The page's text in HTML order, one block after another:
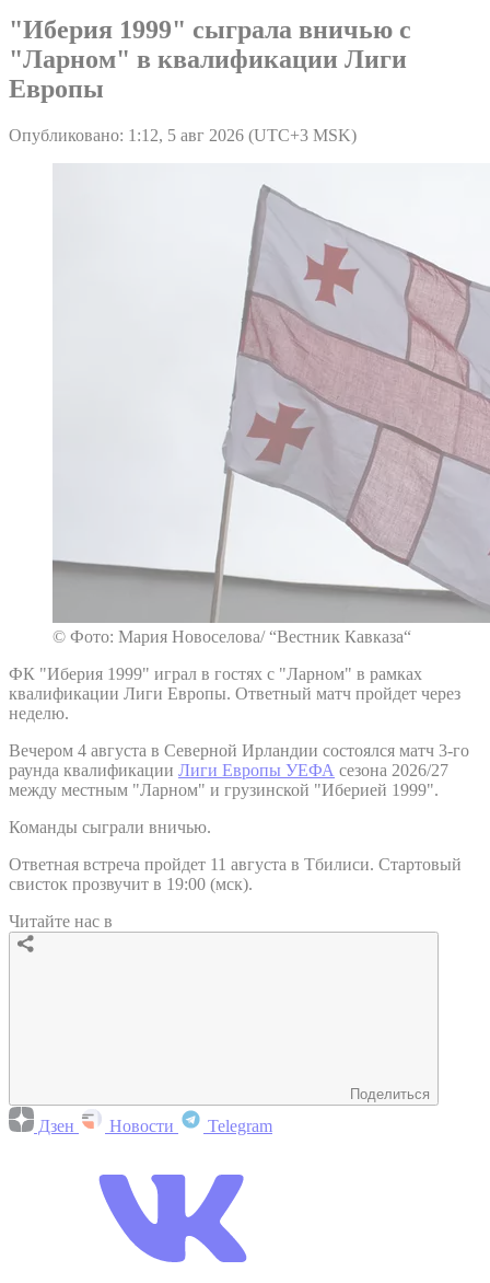
"Иберия 1999" сыграла вничью с
"Ларном" в квалификации Лиги
Европы
Опубликовано: 1:12, 5 авг 2026 (UTC+3 MSK)
© Фото: Мария Новоселова/ “Вестник Кавказа“
ФК "Иберия 1999" играл в гостях с "Ларном" в рамках
квалификации Лиги Европы. Ответный матч пройдет через
неделю.
Вечером 4 августа в Северной Ирландии состоялся матч 3-го
раунда квалификации Лиги Европы УЕФА сезона 2026/27
между местным "Ларном" и грузинской "Иберией 1999".
Команды сыграли вничью.
Ответная встреча пройдет 11 августа в Тбилиси. Стартовый
свисток прозвучит в 19:00 (мск).
Читайте нас в
Поделиться
Дзен Новости Telegram